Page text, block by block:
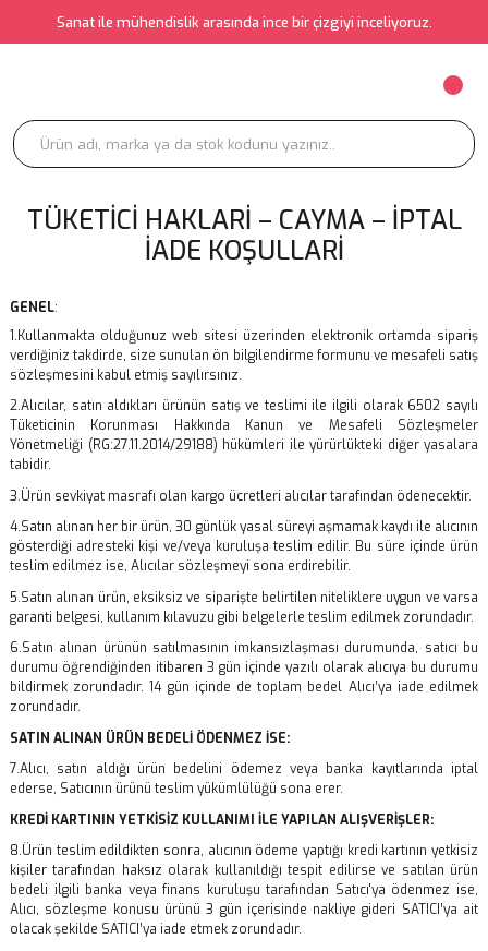
Sanat ile mühendislik arasında ince bir çizgiyi inceliyoruz.
TÜKETICI HAKLARI – CAYMA – İPTAL
İADE KOŞULLARI
GENEL:
1.Kullanmakta olduğunuz web sitesi üzerinden elektronik ortamda sipariş
verdiğiniz takdirde, size sunulan ön bilgilendirme formunu ve mesafeli satış
sözleşmesini kabul etmiş sayılırsınız.
2.Alıcılar, satın aldıkları ürünün satış ve teslimi ile ilgili olarak 6502 sayılı
Tüketicinin Korunması Hakkında Kanun ve Mesafeli Sözleşmeler
Yönetmeliği (RG:27.11.2014/29188) hükümleri ile yürürlükteki diğer yasalara
tabidir.
3.Ürün sevkiyat masrafı olan kargo ücretleri alıcılar tarafından ödenecektir.
4.Satın alınan her bir ürün, 30 günlük yasal süreyi aşmamak kaydı ile alıcının
gösterdiği adresteki kişi ve/veya kuruluşa teslim edilir. Bu süre içinde ürün
teslim edilmez ise, Alıcılar sözleşmeyi sona erdirebilir.
5.Satın alınan ürün, eksiksiz ve siparişte belirtilen niteliklere uygun ve varsa
garanti belgesi, kullanım kılavuzu gibi belgelerle teslim edilmek zorundadır.
6.Satın alınan ürünün satılmasının imkansızlaşması durumunda, satıcı bu
durumu öğrendiğinden itibaren 3 gün içinde yazılı olarak alıcıya bu durumu
bildirmek zorundadır. 14 gün içinde de toplam bedel Alıcı’ya iade edilmek
zorundadır.
SATIN ALINAN ÜRÜN BEDELİ ÖDENMEZ İSE:
7.Alıcı, satın aldığı ürün bedelini ödemez veya banka kayıtlarında iptal
ederse, Satıcının ürünü teslim yükümlülüğü sona erer.
KREDİ KARTININ YETKİSİZ KULLANIMI İLE YAPILAN ALIŞVERİŞLER:
8.Ürün teslim edildikten sonra, alıcının ödeme yaptığı kredi kartının yetkisiz
kişiler tarafından haksız olarak kullanıldığı tespit edilirse ve satılan ürün
bedeli ilgili banka veya finans kuruluşu tarafından Satıcı'ya ödenmez ise,
Alıcı, sözleşme konusu ürünü 3 gün içerisinde nakliye gideri SATICI’ya ait
olacak şekilde SATICI’ya iade etmek zorundadır.